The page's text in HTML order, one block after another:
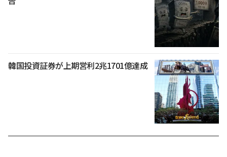
韓国投資証券が上期営利2兆1701億達成